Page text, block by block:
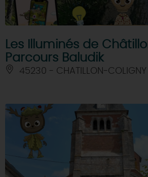
Les Illuminés de
Parcours Baludik
45230 - CHATILLON-COLIGNY